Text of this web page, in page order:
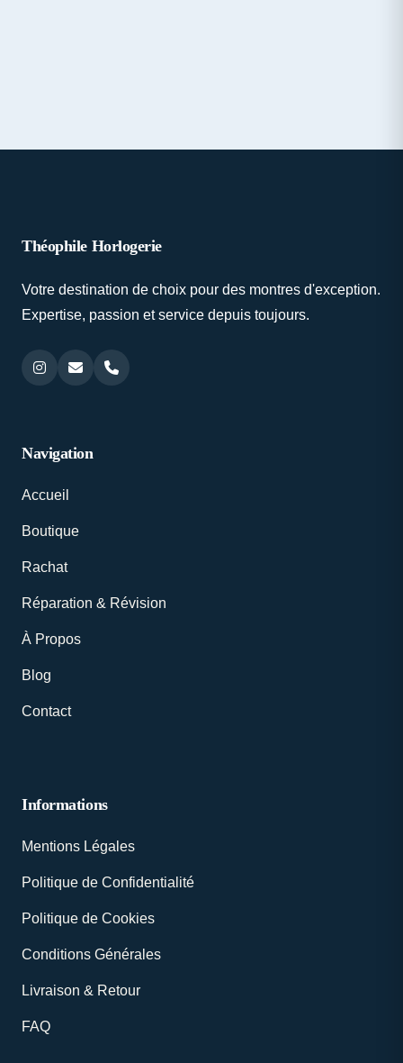
Théophile Horlogerie
Votre destination de choix pour des montres d'exception.
Expertise, passion et service depuis toujours.
Navigation
Accueil
Boutique
Rachat
Réparation & Révision
À Propos
Blog
Contact
Informations
Mentions Légales
Politique de Confidentialité
Politique de Cookies
Conditions Générales
Livraison & Retour
FAQ